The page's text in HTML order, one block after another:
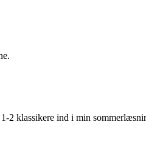
2 klassikere ind i min